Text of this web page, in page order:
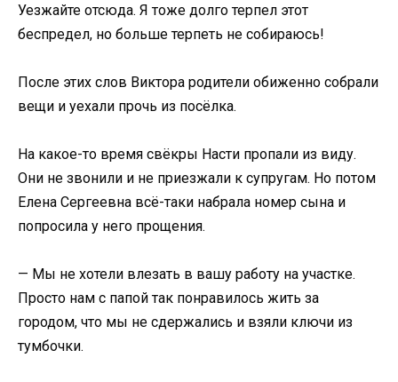
Уезжайте отсюда. Я тоже долго терпел этот
беспредел, но больше терпеть не собираюсь!
После этих слов Виктора родители обиженно собрали
вещи и уехали прочь из посёлка.
На какое-то время свёкры Насти пропали из виду.
Они не звонили и не приезжали к супругам. Но потом
Елена Сергеевна всё-таки набрала номер сына и
попросила у него прощения.
— Мы не хотели влезать в вашу работу на участке.
Просто нам с папой так понравилось жить за
городом, что мы не сдержались и взяли ключи из
тумбочки.